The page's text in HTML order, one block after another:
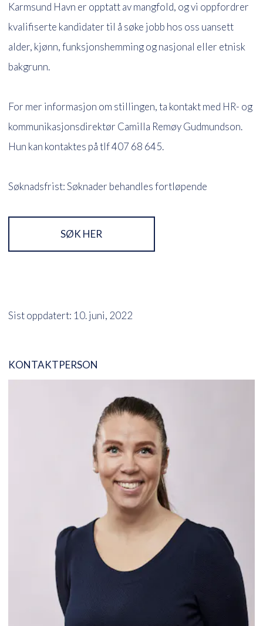
Karmsund Havn er opptatt av mangfold, og vi oppfordrer
kvalifiserte kandidater til å søke jobb hos oss uansett
alder, kjønn, funksjonshemming og nasjonal eller etnisk
bakgrunn.
For mer informasjon om stillingen, ta kontakt med HR- og
kommunikasjonsdirektør Camilla Remøy Gudmundson.
Hun kan kontaktes på tlf 407 68 645.
Søknadsfrist: Søknader behandles fortløpende
SØK HER
Sist oppdatert: 10. juni, 2022
KONTAKTPERSON